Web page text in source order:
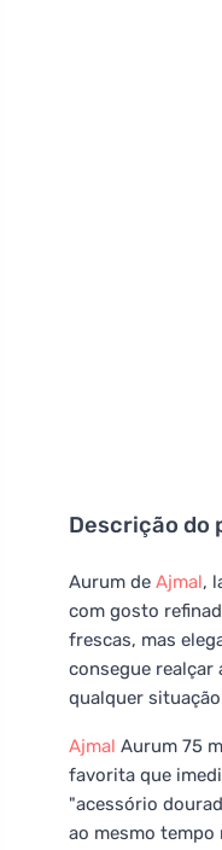
Descrição do
Aurum de Ajmal,
com gosto
frescas, mas
consegue realçar
qualquer
Ajmal Aurum 75
favorita que
"acessório
ao mesmo tempo